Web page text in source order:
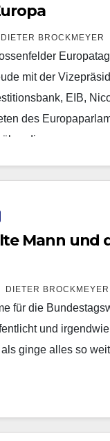
DIETER BROCKMEYER
mit der
EIB,
des
die…
Mann und
DIETER BROCKMEYER
für die
und
ginge alles so